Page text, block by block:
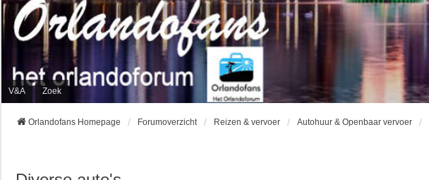
V&A Zoek
Orlandofans Homepage Forumoverzicht Reizen & vervoer Autohuur & Openbaar vervoer